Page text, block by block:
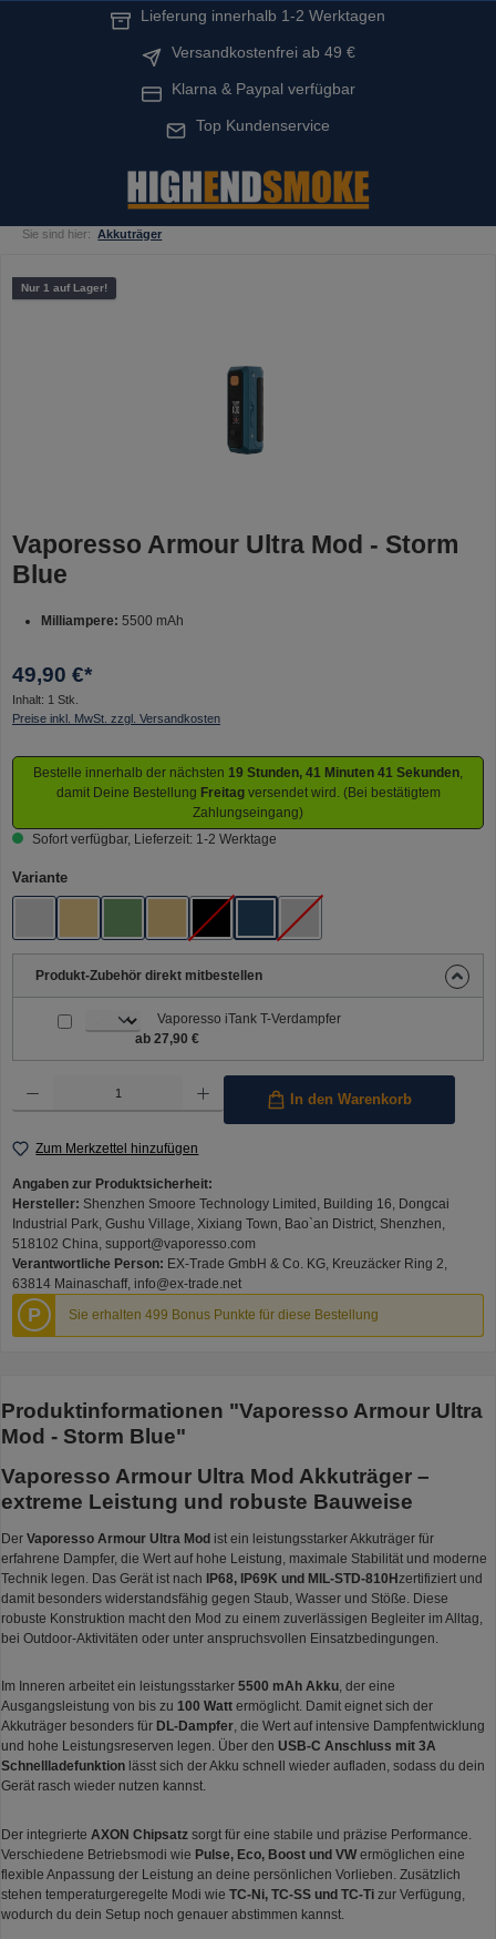
Lieferung innerhalb 1-2 Werktagen
Versandkostenfrei ab 49 €
Klarna & Paypal verfügbar
Top Kundenservice
Sie sind hier: Akkuträger
Bildergalerie überspringen
Nur 1 auf Lager!
Vaporesso Armour Ultra Mod - Storm
Blue
Milliampere: 5500 mAh
49,90 €*
Inhalt: 1 Stk.
Preise inkl. MwSt. zzgl. Versandkosten
Bestelle innerhalb der nächsten 19 Stunden, 41 Minuten 40 Sekunden,
damit Deine Bestellung Freitag versendet wird. (Bei bestätigtem
Zahlungseingang)
Sofort verfügbar, Lieferzeit: 1-2 Werktage
Varianteauswählen
Emerald Green
Light PinkObsidian Black
(Diese Option ist zurzeit nicht verfügbar.)
Storm Blue
Produkt-Zubehör direkt mitbestellen
Vaporesso iTank T-Verdampfer
ab 27,90 €
Produkt Anzahl: Gib den gewünschten Wert ein oder benutze die Schaltflächen um die
In den Warenkorb
Zum Merkzettel hinzufügen
Angaben zur Produktsicherheit:
Hersteller: Shenzhen Smoore Technology Limited, Building 16, Dongcai
Industrial Park, Gushu Village, Xixiang Town, Bao`an District, Shenzhen,
518102 China, support@vaporesso.com
Verantwortliche Person: EX-Trade GmbH & Co. KG, Kreuzäcker Ring 2,
63814 Mainaschaff, info@ex-trade.net
P Sie erhalten 499 Bonus Punkte für diese Bestellung
Produktinformationen "Vaporesso Armour Ultra
Mod - Storm Blue"
Vaporesso Armour Ultra Mod Akkuträger –
extreme Leistung und robuste Bauweise
Der Vaporesso Armour Ultra Mod ist ein leistungsstarker Akkuträger für
erfahrene Dampfer, die Wert auf hohe Leistung, maximale Stabilität und moderne
Technik legen. Das Gerät ist nach IP68, IP69K und MIL-STD-810Hzertifiziert und
damit besonders widerstandsfähig gegen Staub, Wasser und Stöße. Diese
robuste Konstruktion macht den Mod zu einem zuverlässigen Begleiter im Alltag,
bei Outdoor-Aktivitäten oder unter anspruchsvollen Einsatzbedingungen.
Im Inneren arbeitet ein leistungsstarker 5500 mAh Akku, der eine
Ausgangsleistung von bis zu 100 Watt ermöglicht. Damit eignet sich der
Akkuträger besonders für DL-Dampfer, die Wert auf intensive Dampfentwicklung
und hohe Leistungsreserven legen. Über den USB-C Anschluss mit 3A
Schnellladefunktion lässt sich der Akku schnell wieder aufladen, sodass du dein
Gerät rasch wieder nutzen kannst.
Der integrierte AXON Chipsatz sorgt für eine stabile und präzise Performance.
Verschiedene Betriebsmodi wie Pulse, Eco, Boost und VW ermöglichen eine
flexible Anpassung der Leistung an deine persönlichen Vorlieben. Zusätzlich
stehen temperaturgeregelte Modi wie TC-Ni, TC-SS und TC-Ti zur Verfügung,
wodurch du dein Setup noch genauer abstimmen kannst.